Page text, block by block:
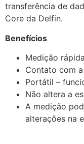
transferência de
Core da Delfin.
Benefícios
Medição
Contato com
Portátil –
Não altera a
A medição
alterações na